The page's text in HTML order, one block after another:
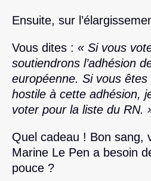
Ensuite, sur
Vous dites : « Si vous
soutiendrons l’adhésion
européenne. Si vous
hostile à cette adhésion,
voter pour la liste du RN.
Quel cadeau ! Bon sang,
Marine Le Pen a besoin
pouce ?